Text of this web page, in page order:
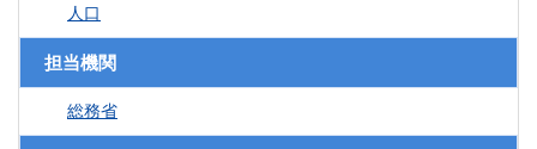
人口
担当機関
総務省